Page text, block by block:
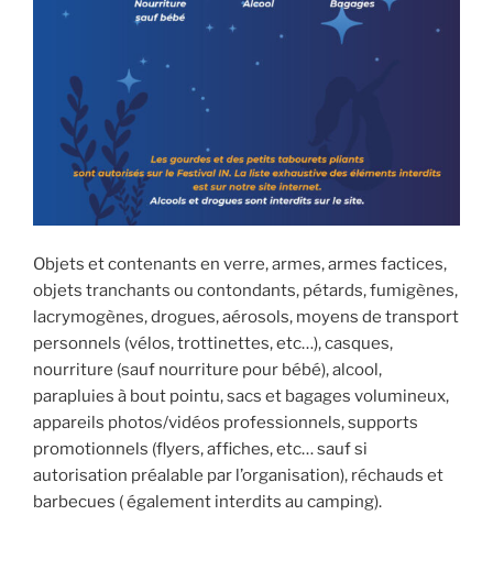
Objets et contenants en verre, armes, armes factices,
objets tranchants ou contondants, pétards, fumigènes,
lacrymogènes, drogues, aérosols, moyens de transport
personnels (vélos, trottinettes, etc…), casques,
nourriture (sauf nourriture pour bébé), alcool,
parapluies à bout pointu, sacs et bagages volumineux,
appareils photos/vidéos professionnels, supports
promotionnels (flyers, affiches, etc… sauf si
autorisation préalable par l’organisation), réchauds et
barbecues ( également interdits au camping).